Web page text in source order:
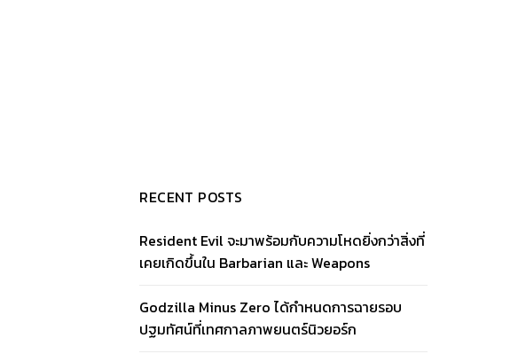
RECENT POSTS
Resident Evil จะมาพร้อมกับความโหดยิ่งกว่าสิ่งที่
เคยเกิดขึ้นใน Barbarian และ Weapons
Godzilla Minus Zero ได้กำหนดการฉายรอบ
ปฐมทัศน์ที่เทศกาลภาพยนตร์นิวยอร์ก